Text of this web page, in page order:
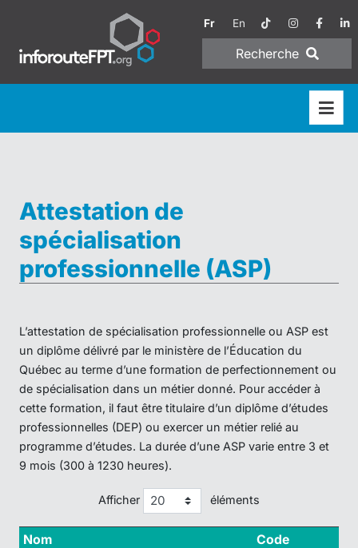
Fr En
Recherche
Attestation de
spécialisation
professionnelle (ASP)
L’attestation de spécialisation professionnelle ou ASP est
un diplôme délivré par le ministère de l’Éducation du
Québec au terme d’une formation de perfectionnement ou
de spécialisation dans un métier donné. Pour accéder à
cette formation, il faut être titulaire d’un diplôme d’études
professionnelles (DEP) ou exercer un métier relié au
programme d’études. La durée d’une ASP varie entre 3 et
9 mois (300 à 1230 heures).
Afficher éléments
Nom Code